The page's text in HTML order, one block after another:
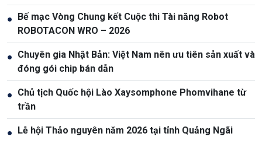
Phòng, chống rửa tiền
● Bế mạc Vòng Chung kết Cuộc thi Tài năng Robot
ROBOTACON WRO – 2026
● Chuyên gia Nhật Bản: Việt Nam nên ưu tiên sản xuất và
đóng gói chip bán dẫn
● Chủ tịch Quốc hội Lào Xaysomphone Phomvihane từ
trần
● Lễ hội Thảo nguyên năm 2026 tại tỉnh Quảng Ngãi